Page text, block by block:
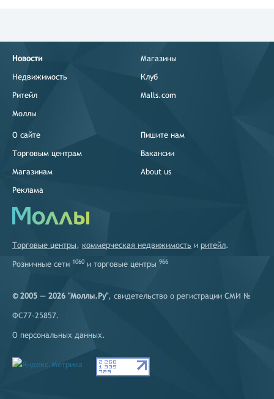
Новости
Недвижимость
Ритейл
Моллы
Магазины
Клуб
Malls.com
О сайте
Торговым центрам
Магазинам
Реклама
Пишите нам
Вакансии
About us
Торговые центры, коммерческая недвижимость и ритейл.
Розничные сети 1060 и торговые центры 966
© 2005 — 2026 "Моллы.Ру", свидетельство о регистрации СМИ №
ФС77-25857.
О персональных данных.